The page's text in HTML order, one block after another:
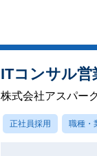
ITコンサル営
株式会社アスパー
正社員採用 職種・